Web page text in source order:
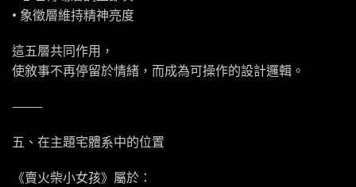
• 象徵層維持精神亮度
這五層共同作用，
使敘事不再停留於情緒，而成為可操作的設計邏輯。
⸻
五、在主題宅體系中的位置
《賣火柴小女孩》屬於：